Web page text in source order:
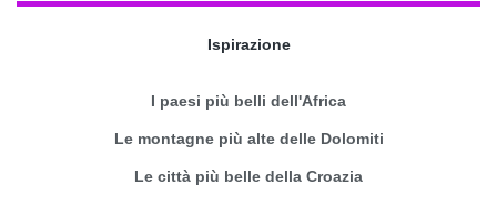
Ispirazione
I paesi più belli dell'Africa
Le montagne più alte delle Dolomiti
Le città più belle della Croazia